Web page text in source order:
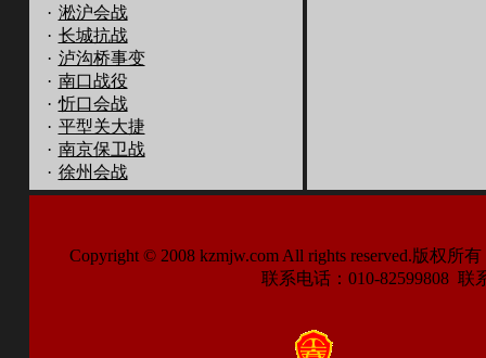
· 淞沪会战
· 长城抗战
· 泸沟桥事变
· 南口战役
· 忻口会战
· 平型关大捷
· 南京保卫战
· 徐州会战
Copyright © 2008 kzmjw.com All rights reserved.版权
联系电话：010-82599808 联